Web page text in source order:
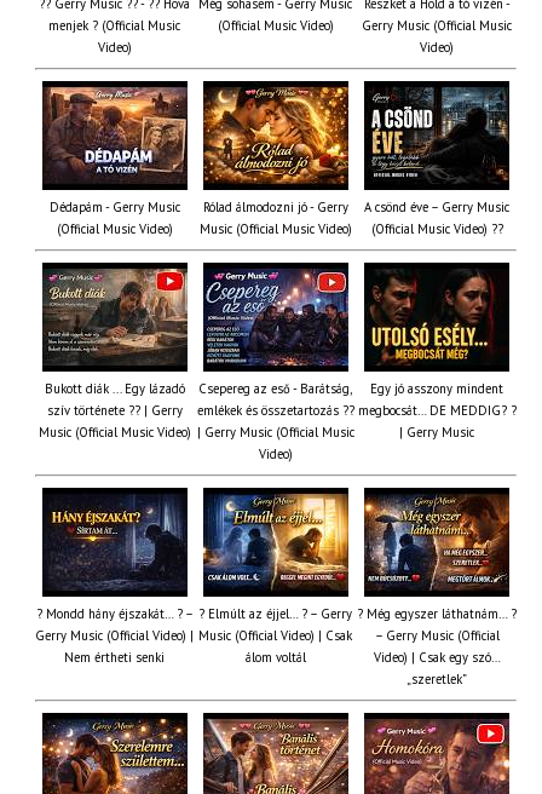
?? Gerry Music ?? - ?? Hova
menjek ? (Official Music
Video)
Még sohasem - Gerry Music
(Official Music Video)
Reszket a Hold a tó vizén -
Gerry Music (Official Music
Video)
Dédapám - Gerry Music
(Official Music Video)
Rólad álmodozni jó - Gerry
Music (Official Music Video)
A csönd éve – Gerry Music
(Official Music Video) ??
Bukott diák ... Egy lázadó
szív története ?? | Gerry
Music (Official Music Video)
Csepereg az eső - Barátság,
emlékek és összetartozás ?️?
| Gerry Music (Official Music
Video)
Egy jó asszony mindent
megbocsát… DE MEDDIG? ?
| Gerry Music
? Mondd hány éjszakát… ? –
Gerry Music (Official Video) |
Nem értheti senki
? Elmúlt az éjjel… ? – Gerry
Music (Official Video) | Csak
álom voltál
? Még egyszer láthatnám… ?
– Gerry Music (Official
Video) | Csak egy szó…
„szeretlek”